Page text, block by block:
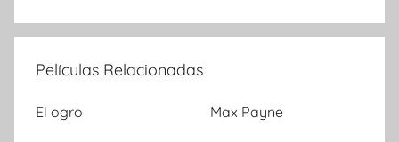
Películas Relacionadas
El ogro Max Payne